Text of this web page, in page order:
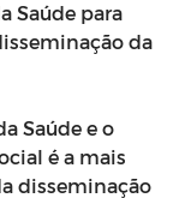
Saúde para
da
Saúde e o
é a mais
disseminação